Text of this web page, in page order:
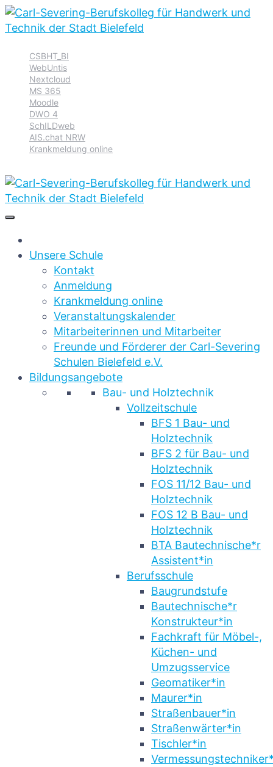
Hauptnavigation
springen
Inhalt
springen
Footer
springen
CSBHT_BI
WebUntis
Nextcloud
MS 365
Moodle
DWO 4
SchILDweb
AIS.chat NRW
Krankmeldung online
Unsere Schule
Kontakt
Anmeldung
Krankmeldung online
Veranstaltungskalender
Mitarbeiterinnen und Mitarbeiter
Freunde und Förderer der Carl-Severing
Schulen Bielefeld e.V.
Bildungsangebote
Bau- und Holztechnik
Vollzeitschule
BFS 1 Bau- und
Holztechnik
BFS 2 für Bau- und
Holztechnik
FOS 11/12 Bau- und
Holztechnik
FOS 12 B Bau- und
Holztechnik
BTA Bautechnische*r
Assistent*in
Berufsschule
Baugrundstufe
Bautechnische*r
Konstrukteur*in
Fachkraft für Möbel-,
Küchen- und
Umzugsservice
Geomatiker*in
Maurer*in
Straßenbauer*in
Straßenwärter*in
Tischler*in